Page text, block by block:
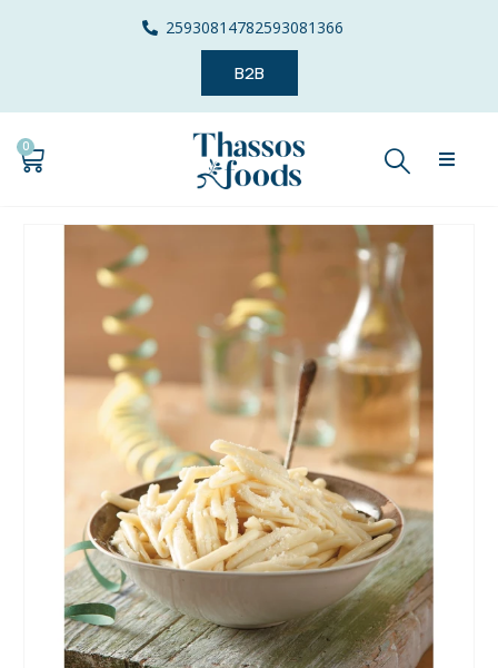
25930814782593081366
B2B
0